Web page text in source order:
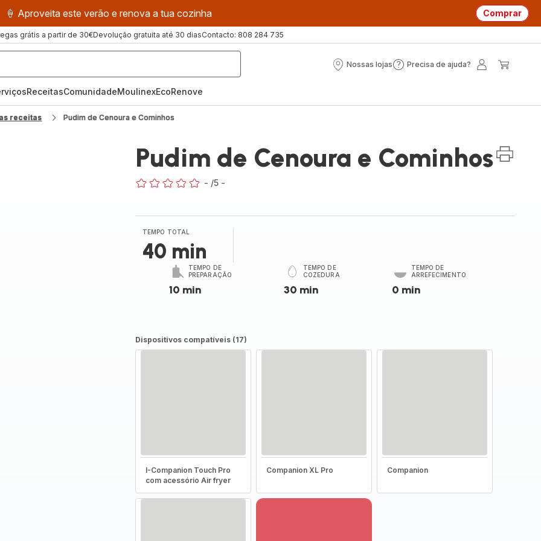
🍦 Aproveita este verão e renova a tua cozinha Comprar
grátis a partir de 30€Devolução gratuita até 30 diasContacto: 808 284 735
Nossas lojas
Nossas
Precisa de ajuda?
Precisa
ReceitasComunidadeMoulinexEcoRenove
receitas Pudim de Cenoura e Cominhos
Pudim de Cenoura e Cominhos
- /5 -
TEMPO TOTAL
40 min
TEMPO DE
PREPARAÇÃO
10 min
TEMPO DE
COZEDURA
30 min
TEMPO DE
ARREFECIMENTO
0 min
Dispositivos compatíveis (17)
I-Companion Touch Pro
com acessório Air fryer
Companion XL Pro Companion